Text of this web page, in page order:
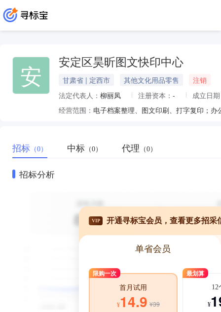
安 安定区昊昕图文快印中心
甘肃省 | 定西市 其他文化用品零售
注销
法定代表人： 柳丽凤 注册资本： -
成立日
经营范围： 电子档案整理、图文印刷、打字复印；
招标 （0） 中标 （0） 代理 （0）
招标分析
VIP 开通寻标宝会员，查看更多招采
单省会员
限购一次
首月试用
¥14.9 ¥39
最划算
12
¥